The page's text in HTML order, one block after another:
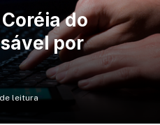
do
por
de leitura